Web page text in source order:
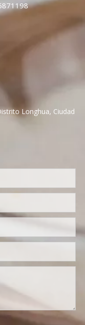
Longhua, Ciudad